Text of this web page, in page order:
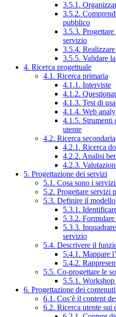
3.5.1.
3.5.2.
pubblico
3.5.3.
servizio
3.5.4.
3.5.5. Validare
4. Ricerca progettuale
4.1. Ricerca primaria
4.1.1. Interviste
4.1.2.
4.1.3. Test di
4.1.4. Web
4.1.5. Strumenti
utente
4.2. Ricerca secondaria
4.2.1. Ricerca
4.2.2. Analisi
4.2.3.
5. Progettazione dei servizi
5.1. Cosa sono i
5.2. Progettare servizi
5.3. Definire il
5.3.1.
5.3.2.
5.3.3.
servizio
5.4. Descrivere il
5.4.1. Mappare
5.4.2.
5.5. Co-progettare le
5.5.1.
6. Progettazione dei contenuti
6.1. Cos’è il content
6.2. Ricerca utente